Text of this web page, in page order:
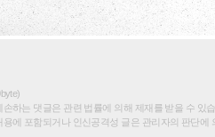
하는 댓글은 관련 법률에 의해 제재를 받을 수 있
에 포함되거나 인신공격성 글은 관리자의 판단에